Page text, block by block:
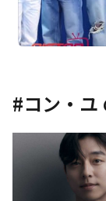
#コン・ユ